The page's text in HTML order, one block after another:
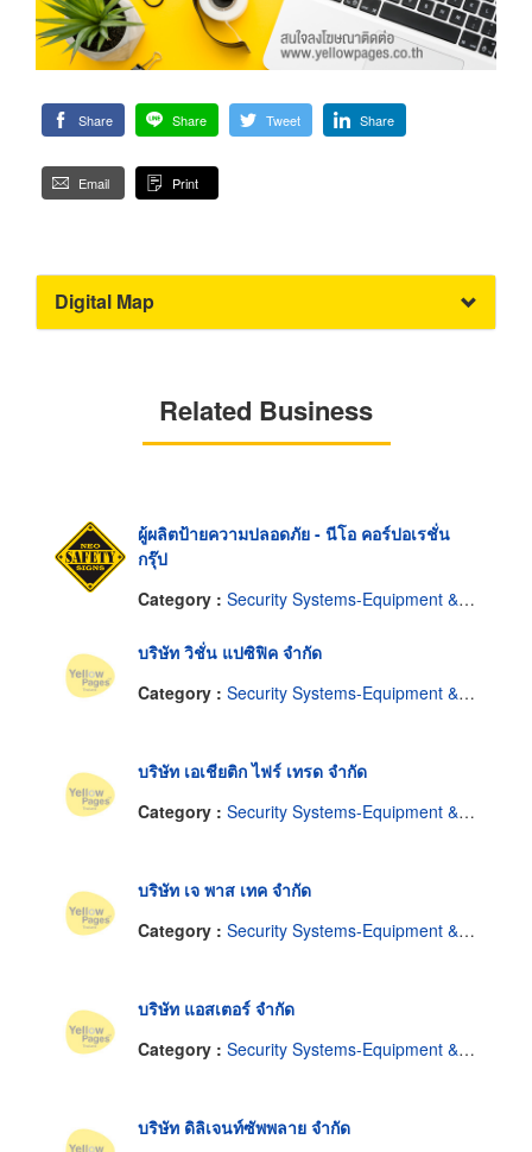
Share Share Tweet Share
Email Print
Digital Map
Related Business
ผู้ผลิตป้ายความปลอดภัย - นีโอ คอร์ปอเรชั่น
กรุ๊ป
Category : Security Systems-Equipment & Systems
บริษัท วิชั่น แปซิฟิค จำกัด
Category : Security Systems-Equipment & Systems
บริษัท เอเชียติก ไฟร์ เทรด จำกัด
Category : Security Systems-Equipment & Systems
บริษัท เจ พาส เทค จำกัด
Category : Security Systems-Equipment & Systems
บริษัท แอสเตอร์ จำกัด
Category : Security Systems-Equipment & Systems
บริษัท ดิลิเจนท์ซัพพลาย จำกัด